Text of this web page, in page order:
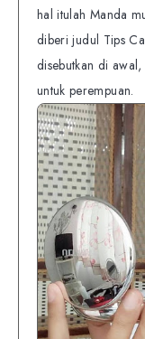
hal itulah Manda
diberi judul Tips
disebutkan di
untuk perempuan.